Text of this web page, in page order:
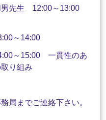
男先生 12:00～13:00
14:00
～15:00 一貫性のあ
り組み
局までご連絡下さい。